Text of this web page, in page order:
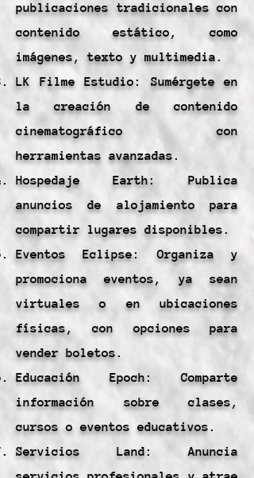
publicaciones tradicionales con
contenido estático, como
imágenes, texto y multimedia.
LK Filme Estudio: Sumérgete en
la creación de contenido
cinematográfico con
herramientas avanzadas.
Hospedaje Earth: Publica
anuncios de alojamiento para
compartir lugares disponibles.
Eventos Eclipse: Organiza y
promociona eventos, ya sean
virtuales o en ubicaciones
físicas, con opciones para
vender boletos.
Educación Epoch: Comparte
información sobre clases,
cursos o eventos educativos.
Servicios Land: Anuncia